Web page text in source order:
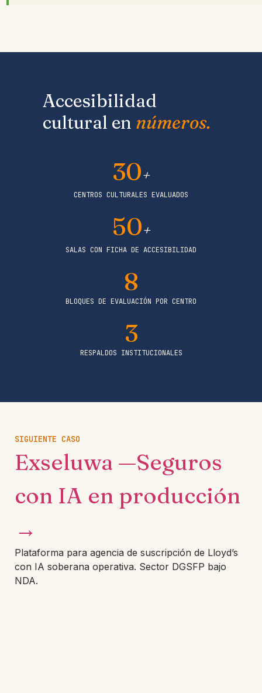
Accesibilidad
cultural en números.
30+
CENTROS CULTURALES EVALUADOS
50+
SALAS CON FICHA DE ACCESIBILIDAD
8
BLOQUES DE EVALUACIÓN POR CENTRO
3
RESPALDOS INSTITUCIONALES
SIGUIENTE CASO
Exseluwa —Seguros
con IA en producción
→
Plataforma para agencia de suscripción de Lloyd’s
con IA soberana operativa. Sector DGSFP bajo
NDA.